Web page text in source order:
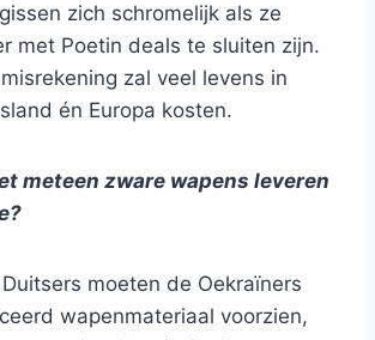
zich schromelijk als ze
met Poetin deals te sluiten zijn.
zal veel levens in
én Europa kosten.
meteen zware wapens leveren
moeten de Oekraïners
wapenmateriaal voorzien,